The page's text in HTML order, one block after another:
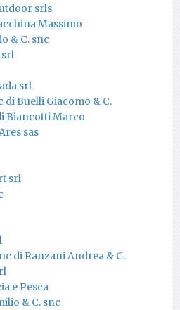
srls
Massimo
& C. snc
srl
di Buelli Giacomo & C.
Biancotti Marco
sas
srl
di Ranzani Andrea & C.
e Pesca
& C. snc